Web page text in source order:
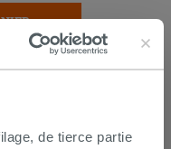
de tierce partie